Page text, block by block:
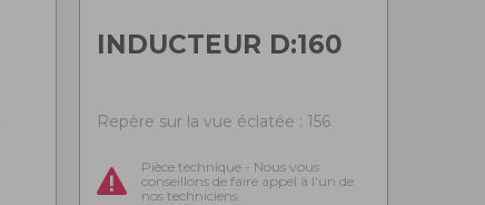
INDUCTEUR D:160
Repère sur la vue éclatée : 156
Pièce technique - Nous vous
conseillons de faire appel à l'un de
nos techniciens